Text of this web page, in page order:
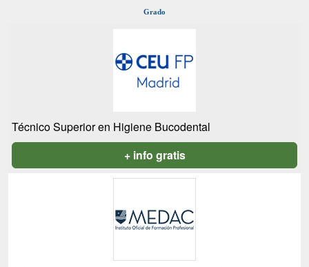
Grado
Técnico Superior en Higiene Bucodental
+ info gratis